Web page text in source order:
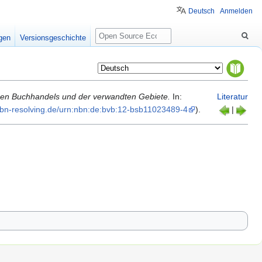
Literatur
|
Buchhandels und der verwandten Gebiete. In:
resolving.​de/​urn:nbn:de:bvb:12-bsb11023489-4
).
Deutsch Anmelden
Versionsgeschichte
Suche